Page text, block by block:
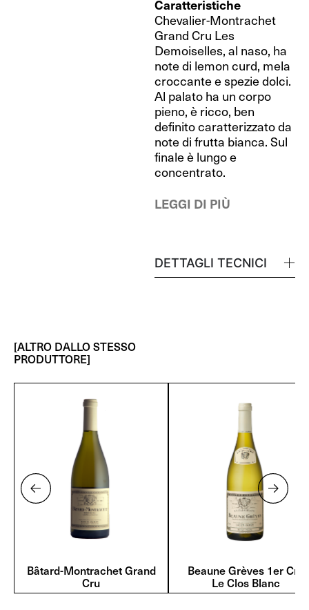
Caratteristiche
Chevalier-Montrachet
Grand Cru Les
Demoiselles, al naso, ha
note di lemon curd, mela
croccante e spezie dolci.
Al palato ha un corpo
pieno, è ricco, ben
definito caratterizzato da
note di frutta bianca. Sul
finale è lungo e
concentrato.
LEGGI DI PIÙ
DETTAGLI TECNICI
[ALTRO DALLO STESSO
PRODUTTORE]
Bâtard-Montrachet Grand
Cru
Beaune Grèves 1er Cru
Le Clos Blanc